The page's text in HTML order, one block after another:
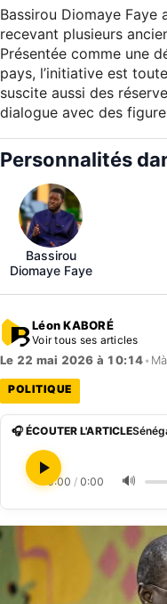
Bassirou Diomaye
recevant plusieurs
Présentée comme une
pays, l’initiative est
suscite aussi des
dialogue avec des
Personnalités
Bassirou
Diomaye Faye
Léon KABORÉ
Voir tous ses articles
Le 22 mai 2026 à 10:14•
POLITIQUE
🎧 ÉCOUTER L'ARTICLE
0:00 / 0:00 🔊